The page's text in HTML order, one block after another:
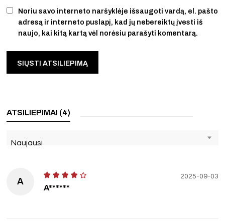
Noriu savo interneto naršyklėje išsaugoti vardą, el. pašto
adresą ir interneto puslapį, kad jų nebereiktų įvesti iš
naujo, kai kitą kartą vėl norėsiu parašyti komentarą.
ATSILIEPIMAI (4)
Naujausi
A
A******
2025-09-03